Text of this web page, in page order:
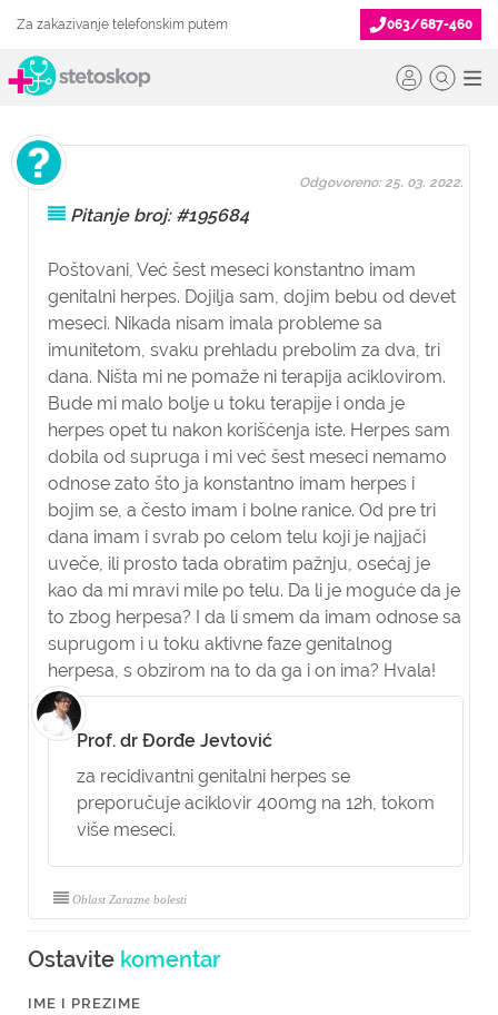
Za zakazivanje telefonskim putem 063/687-460
Pitanje broj: #195684
Poštovani, Već šest meseci konstantno imam
genitalni herpes. Dojilja sam, dojim bebu od devet
meseci. Nikada nisam imala probleme sa
imunitetom, svaku prehladu prebolim za dva, tri
dana. Ništa mi ne pomaže ni terapija aciklovirom.
Bude mi malo bolje u toku terapije i onda je
herpes opet tu nakon korišćenja iste. Herpes sam
dobila od supruga i mi već šest meseci nemamo
odnose zato što ja konstantno imam herpes i
bojim se, a često imam i bolne ranice. Od pre tri
dana imam i svrab po celom telu koji je najjači
uveče, ili prosto tada obratim pažnju, osećaj je
kao da mi mravi mile po telu. Da li je moguće da je
to zbog herpesa? I da li smem da imam odnose sa
suprugom i u toku aktivne faze genitalnog
herpesa, s obzirom na to da ga i on ima? Hvala!
Odgovoreno: 25. 03. 2022.
Prof. dr Đorđe Jevtović
za recidivantni genitalni herpes se
preporučuje aciklovir 400mg na 12h, tokom
više meseci.
Oblast Zarazne bolesti
Ostavite komentar
IME I PREZIME